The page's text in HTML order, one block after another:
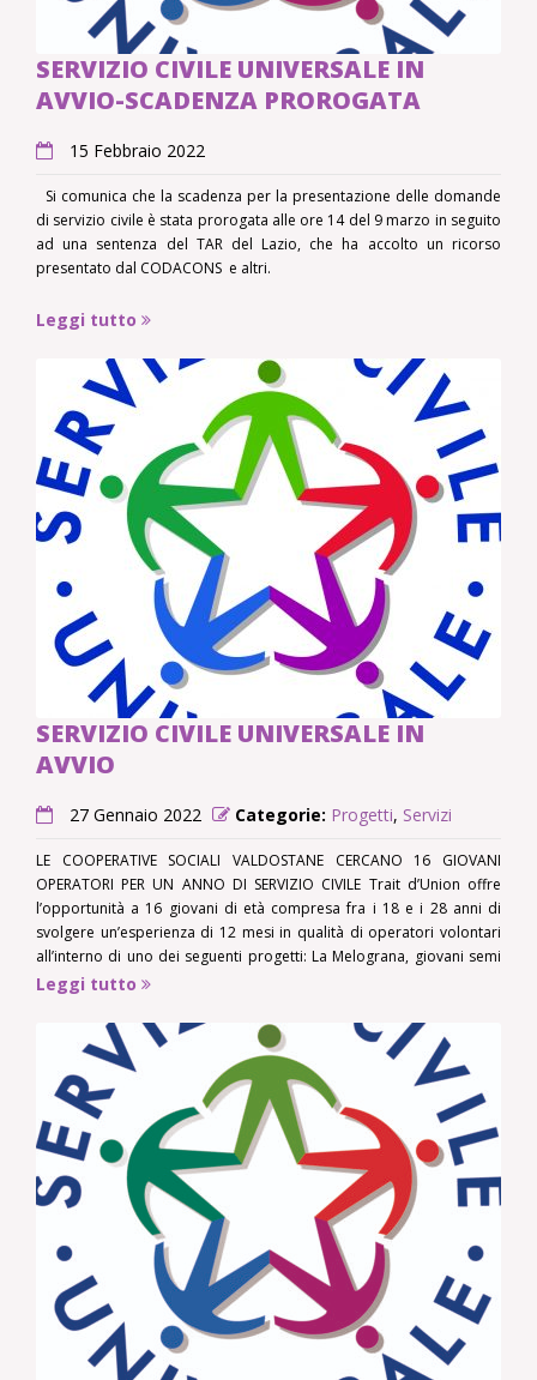
SERVIZIO CIVILE UNIVERSALE IN
AVVIO-SCADENZA PROROGATA
15 Febbraio 2022
Si comunica che la scadenza per la presentazione delle domande
di servizio civile è stata prorogata alle ore 14 del 9 marzo in seguito
ad una sentenza del TAR del Lazio, che ha accolto un ricorso
presentato dal CODACONS e altri.
Leggi tutto
SERVIZIO CIVILE UNIVERSALE IN
AVVIO
27 Gennaio 2022 Categorie: Progetti, Servizi
LE COOPERATIVE SOCIALI VALDOSTANE CERCANO 16 GIOVANI
OPERATORI PER UN ANNO DI SERVIZIO CIVILE Trait d’Union offre
l’opportunità a 16 giovani di età compresa fra i 18 e i 28 anni di
svolgere un’esperienza di 12 mesi in qualità di operatori volontari
all’interno di uno dei seguenti progetti: La Melograna, giovani semi
che crescono, destinato
Leggi tutto